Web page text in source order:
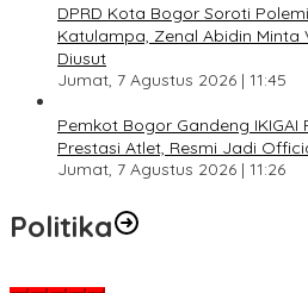
DPRD Kota Bogor Soroti
Katulampa, Zenal Abidin Minta
Diusut
Jumat, 7 Agustus 2026 | 11:45
Pemkot Bogor Gandeng
Prestasi Atlet, Resmi Jadi
Jumat, 7 Agustus 2026 | 11:26
Politika